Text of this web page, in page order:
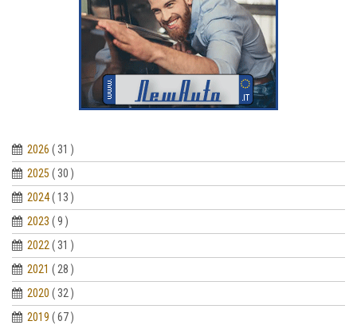
2026 ( 31 )
2025 ( 30 )
2024( 13 )
2023 ( 9 )
2022 ( 31 )
2021 ( 28 )
2020 ( 32 )
2019 ( 67 )